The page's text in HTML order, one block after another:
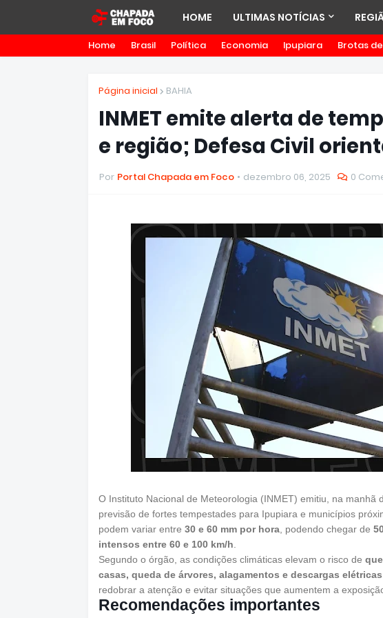
HOME ULTIMAS NOTÍCIAS
Home Brasil Política Economia Ipupiara Brotas
Página inicial BAHIA
INMET emite alerta de
e região; Defesa Civil
Por Portal Chapada em Foco dezembro 06, 2025 0
O Instituto Nacional de Meteorologia (INMET) emitiu, na
previsão de fortes tempestades para Ipupiara e municípios
podem variar entre 30 e 60 mm por hora, podendo chegar de
intensos entre 60 e 100 km/h
Segundo o órgão, as condições climáticas elevam o risco de
casas, queda de árvores, alagamentos e descargas elétricas
redobrar a atenção e evitar situações que aumentem a
Recomendações importantes